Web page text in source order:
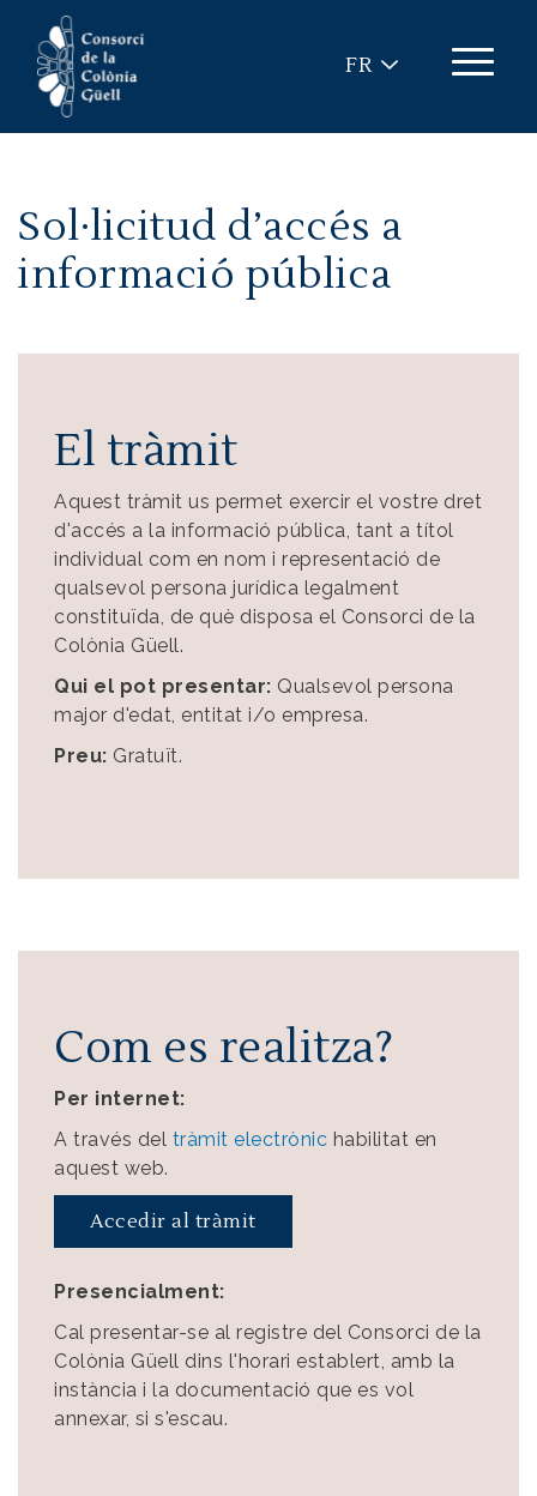
FR
Sol·licitud d’accés a
informació pública
El tràmit
Aquest tràmit us permet exercir el vostre dret
d'accés a la informació pública, tant a títol
individual com en nom i representació de
qualsevol persona jurídica legalment
constituïda, de què disposa el Consorci de la
Colònia Güell.
Qui el pot presentar: Qualsevol persona
major d'edat, entitat i/o empresa.
Preu: Gratuït.
Com es realitza?
Per internet:
A través del tràmit electrònic habilitat en
aquest web.
Accedir al tràmit
Presencialment:
Cal presentar-se al registre del Consorci de la
Colònia Güell dins l'horari establert, amb la
instància i la documentació que es vol
annexar, si s'escau.